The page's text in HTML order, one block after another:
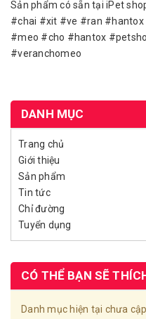
Sản phẩm có sẵn tại iPet
#chai #xit #ve #ran
#meo #cho #hantox
#veranchomeo
DANH MỤC
Trang chủ
Giới thiệu
Sản phẩm
Tin tức
Chỉ đường
Tuyển dụng
CÓ THỂ BẠN SẼ
Danh mục hiện tại chưa